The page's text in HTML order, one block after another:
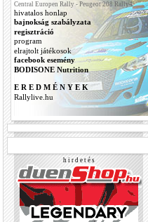
Central Europen Rally - Peugeot 208 Rally4
hivatalos honlap
bajnokság szabályzata
regisztráció
program
elrajtolt játékosok
facebook esemény
BODISONE Nutrition
E R E D M É N Y E K
Rallylive.hu
h i r d e t é s